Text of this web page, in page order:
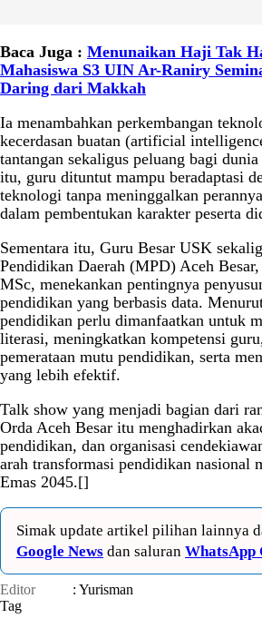
Baca Juga : Menunaikan Haji Tak
Mahasiswa S3 UIN Ar-Raniry
Daring dari Makkah
Ia menambahkan perkembangan
kecerdasan buatan (artificial
tantangan sekaligus peluang bagi
itu, guru dituntut mampu beradaptasi
teknologi tanpa meninggalkan
dalam pembentukan karakter peserta
Sementara itu, Guru Besar USK
Pendidikan Daerah (MPD) Aceh
MSc, menekankan pentingnya
pendidikan yang berbasis data.
pendidikan perlu dimanfaatkan untuk
literasi, meningkatkan kompetensi
pemerataan mutu pendidikan, serta
yang lebih efektif.
Talk show yang menjadi bagian dari
Orda Aceh Besar itu menghadirkan
pendidikan, dan organisasi
arah transformasi pendidikan nasional
Emas 2045.[]
Simak update artikel pilihan lainnya
Google News dan saluran WhatsApp
Editor
: Yurisman
Tag